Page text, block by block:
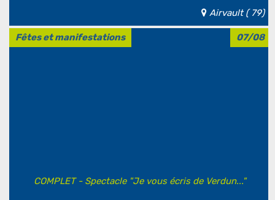
Airvault ( 79)
07/08
Fêtes et manifestations
COMPLET - Spectacle "Je vous écris de Verdun..."